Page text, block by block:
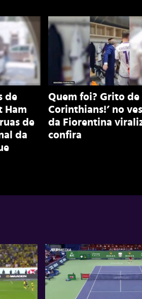
de
Ham
de
da
Quem foi? Grito de
Corinthians!’ no
da Fiorentina
confira